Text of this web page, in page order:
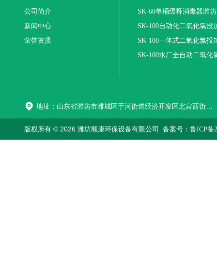
公司简介
新闻中心
荣誉资质
SK-60单桶缓释消毒器潍
SK-100自动化二氧化氯投
装置
SK-100一体式二氧化氯投
报价
SK-100水厂全自动二氧化
版权所有 © 2026 潍坊顺康环保设备有限公司 备案号：鲁ICP备